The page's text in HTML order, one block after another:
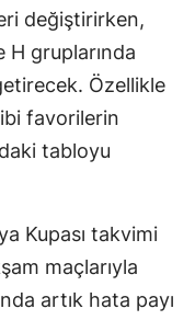
değiştirirken,
H gruplarında
Özellikle
favorilerin
tabloyu
Kupası takvimi
maçlarıyla
artık hata payı